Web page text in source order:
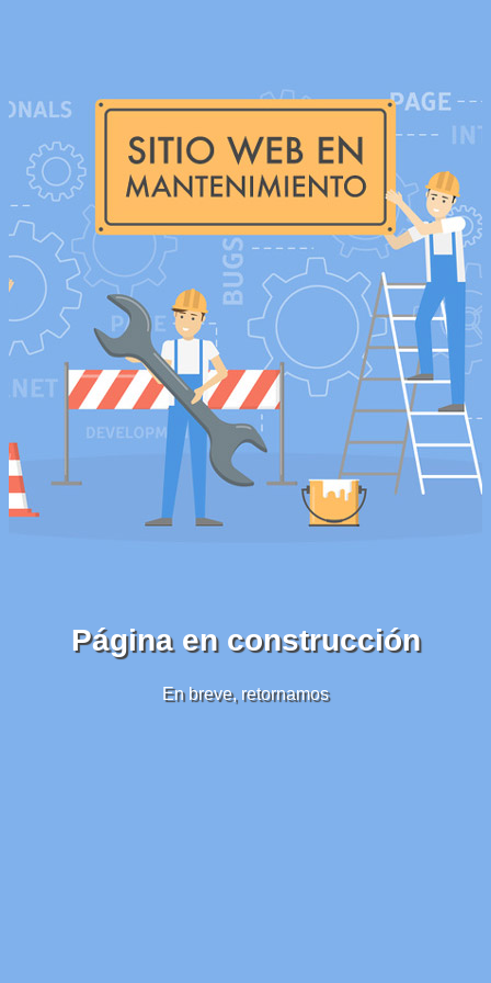
Página en construcción
En breve, retornamos